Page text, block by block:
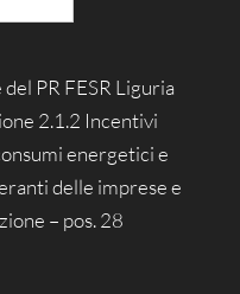
PR FESR Liguria
2.1.2 Incentivi
energetici e
delle imprese e
– pos. 28